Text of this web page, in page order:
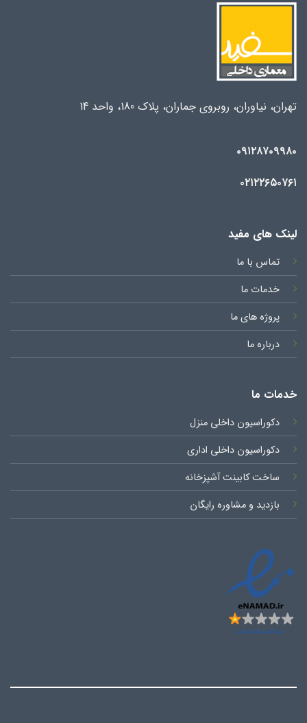
تهران، نیاوران، روبروی جماران، پلاک 180، واحد 14
۰۹۱۲۸۷۰۹۹۸۰
۰۲۱۲۲۶۵۰۷۶۱
لینک های مفید
تماس با ما
خدمات ما
پروژه های ما
درباره ما
خدمات ما
دکوراسیون داخلی منزل
دکوراسیون داخلی اداری
ساخت کابینت آشپزخانه
بازدید و مشاوره رایگان